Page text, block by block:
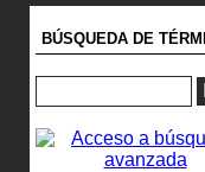
BÚSQUEDA DE